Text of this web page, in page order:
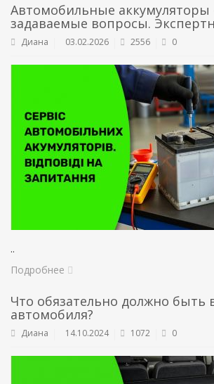
Автомобильные аккумуляторы
задаваемые вопросы.
Диана 03.02.2026 2556 0
..
Подробнее
Что обязательно должно быть
автомобиля?
Диана 14.10.2024 1072 0